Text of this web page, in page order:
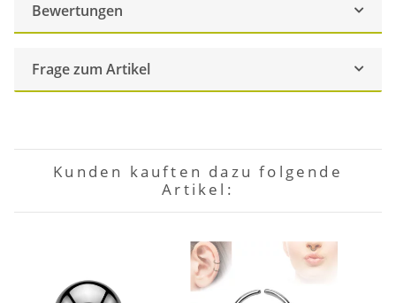
Bewertungen
Frage zum Artikel
Kunden kauften dazu folgende
Artikel: